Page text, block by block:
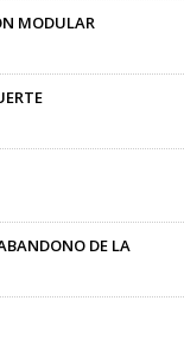
MODULAR
DE LA